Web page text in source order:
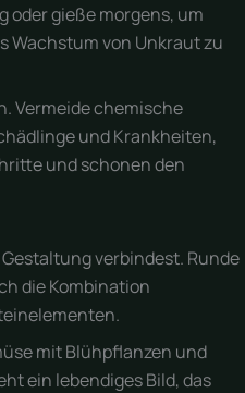
oder gieße morgens, um
Wachstum von Unkraut zu
Vermeide chemische
und Krankheiten,
und schonen den
verbindest. Runde
die Kombination
mit Blühpflanzen und
ein lebendiges Bild, das